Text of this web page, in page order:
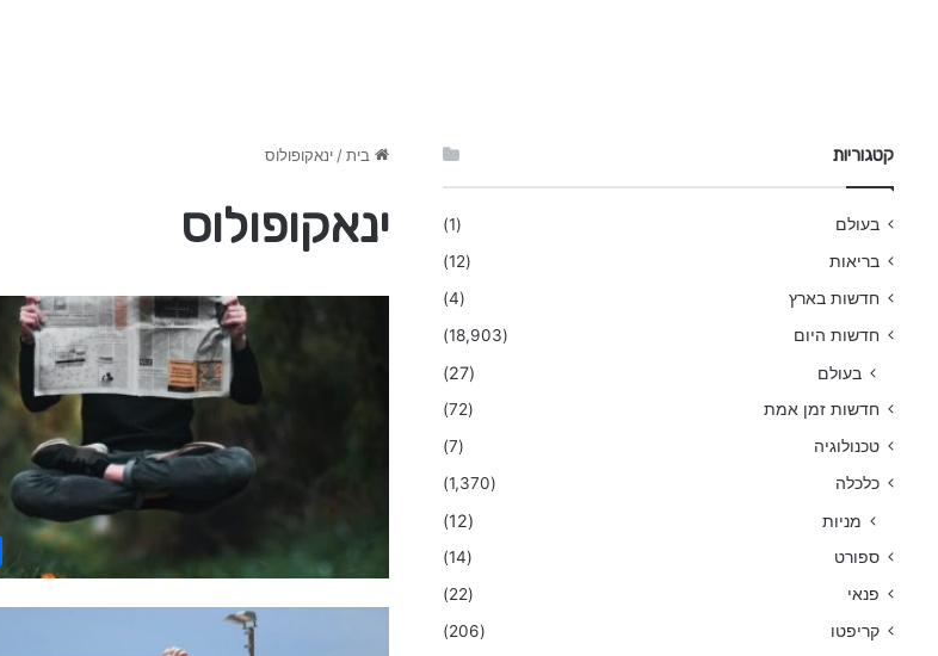
בית / ינאקופולוס
ינאקופולוס
קטגוריות
בעולם
(1)
בריאות
(12)
חדשות בארץ
(4)
חדשות היום
(18,903)
בעולם (27)
חדשות זמן אמת
(72)
טכנולוגיה
(7)
כלכלה
(1,370)
מניות (12)
ספורט
(14)
פנאי
(22)
קריפטו
(206)